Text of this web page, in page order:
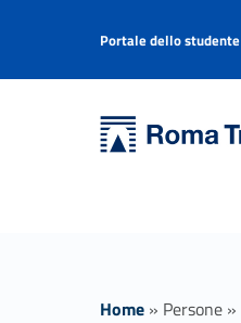
Prof. MARCO DI BENEDETTO insegnamenti - Università Roma Tre
Header info sidebar
Portale dello studente
Home » Persone »